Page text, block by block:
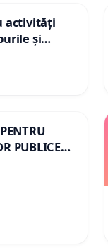
activități
și
PUBLICE